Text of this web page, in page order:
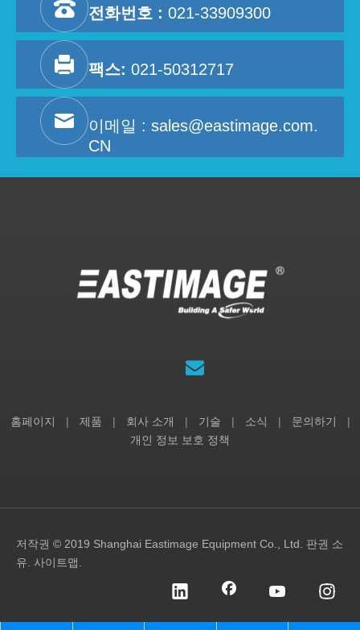
전화번호 : 021-33909300
팩스: 021-50312717
이메일 : sales@eastimage.com.
CN
홈페이지 | 제품 | 회사 소개 | 기술 | 소식 | 문의하기
|
개인 정보 보호 정책
저작권 © 2019 Shanghai Eastimage Equipment Co., Ltd. 판권 소
유. 사이트맵